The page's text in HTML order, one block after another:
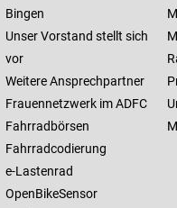
Bingen
Unser Vorstand stellt sich
vor
Weitere Ansprechpartner
Frauennetzwerk im ADFC
Fahrradbörsen
Fahrradcodierung
e-Lastenrad
OpenBikeSensor